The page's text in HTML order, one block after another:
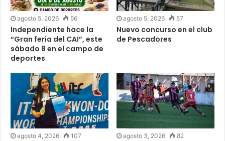
agosto 5, 2026 56
Independiente hace la
“Gran feria del CAI”, este
sábado 8 en el campo de
deportes
agosto 5, 2026 57
Nuevo concurso en el club
de Pescadores
agosto 4, 2026 107 agosto 3, 2026 82